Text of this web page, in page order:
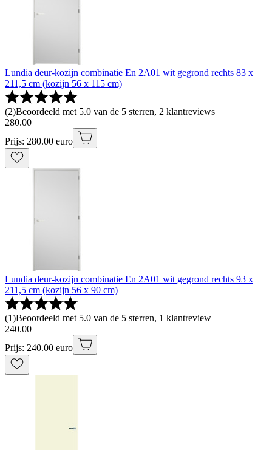
Lundia deur-kozijn combinatie En 2A01 wit gegrond rechts 83 x
211,5 cm (kozijn 56 x 115 cm)
(2)Beoordeeld met 5.0 van de 5 sterren, 2 klantreviews
280.00
Prijs: 280.00 euro
Lundia deur-kozijn combinatie En 2A01 wit gegrond rechts 93 x
211,5 cm (kozijn 56 x 90 cm)
(1)Beoordeeld met 5.0 van de 5 sterren, 1 klantreview
240.00
Prijs: 240.00 euro